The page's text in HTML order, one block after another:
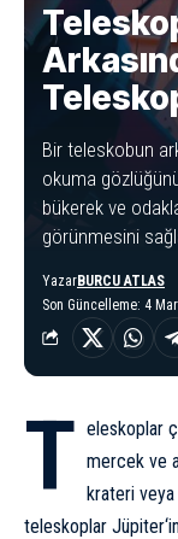
Bir teleskobun
okuma
bükerek ve
görünmesini
Son Güncelleme: 4
YazarBURCU ATLAS
T eleskoplar
mercek ve
krateri veya
teleskoplar Jüpiter